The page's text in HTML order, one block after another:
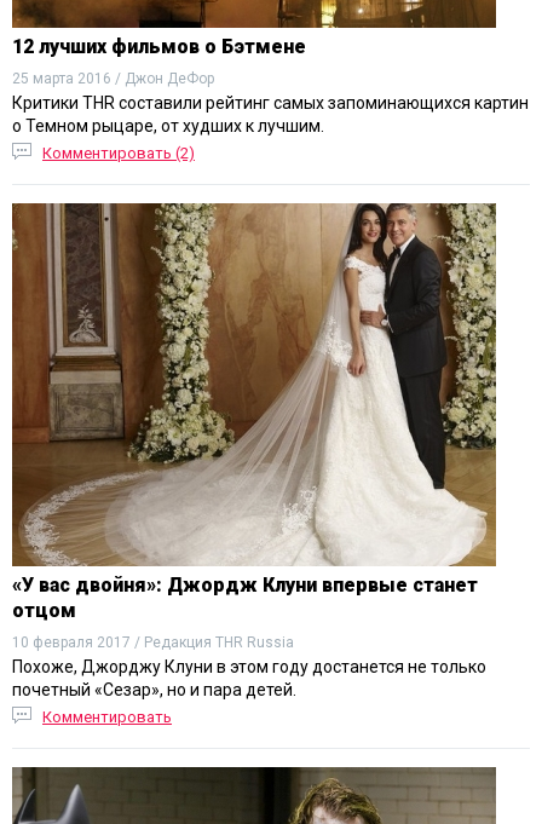
12 лучших фильмов о Бэтмене
25 марта 2016 / Джон ДеФор
Критики THR составили рейтинг самых запоминающихся картин
о Темном рыцаре, от худших к лучшим.
Комментировать (2)
«У вас двойня»: Джордж Клуни впервые станет
отцом
10 февраля 2017 / Редакция THR Russia
Похоже, Джорджу Клуни в этом году достанется не только
почетный «Сезар», но и пара детей.
Комментировать